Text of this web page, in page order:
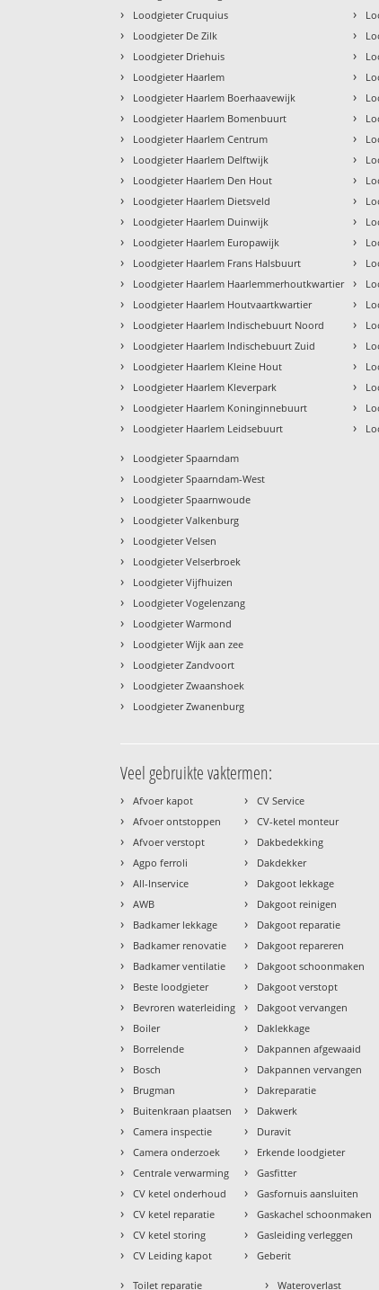
› Loodgieter Cruquius
› Loodgieter De Zilk
› Loodgieter Driehuis
› Loodgieter Haarlem
› Loodgieter Haarlem Boerhaavewijk
› Loodgieter Haarlem Bomenbuurt
› Loodgieter Haarlem Centrum
› Loodgieter Haarlem Delftwijk
› Loodgieter Haarlem Den Hout
› Loodgieter Haarlem Dietsveld
› Loodgieter Haarlem Duinwijk
› Loodgieter Haarlem Europawijk
› Loodgieter Haarlem Frans Halsbuurt
› Loodgieter Haarlem Haarlemmerhoutkwartier
› Loodgieter Haarlem Houtvaartkwartier
› Loodgieter Haarlem Indischebuurt Noord
› Loodgieter Haarlem Indischebuurt Zuid
› Loodgieter Haarlem Kleine Hout
› Loodgieter Haarlem Kleverpark
› Loodgieter Haarlem Koninginnebuurt
› Loodgieter Haarlem Leidsebuurt
›
›
›
›
›
›
›
›
›
›
›
›
›
›
›
›
›
›
›
›
›
› Loodgieter Spaarndam
› Loodgieter Spaarndam-West
› Loodgieter Spaarnwoude
› Loodgieter Valkenburg
› Loodgieter Velsen
› Loodgieter Velserbroek
› Loodgieter Vijfhuizen
› Loodgieter Vogelenzang
› Loodgieter Warmond
› Loodgieter Wijk aan zee
› Loodgieter Zandvoort
› Loodgieter Zwaanshoek
› Loodgieter Zwanenburg
Veel gebruikte vaktermen:
› Afvoer kapot
› Afvoer ontstoppen
› Afvoer verstopt
› Agpo ferroli
› All-Inservice
› AWB
› Badkamer lekkage
› Badkamer renovatie
› Badkamer ventilatie
› Beste loodgieter
› Bevroren waterleiding
› Boiler
› Borrelende
› Bosch
› Brugman
› Buitenkraan plaatsen
› Camera inspectie
› Camera onderzoek
› Centrale verwarming
› CV ketel onderhoud
› CV ketel reparatie
› CV ketel storing
› CV Leiding kapot
› CV Service
› CV-ketel monteur
› Dakbedekking
› Dakdekker
› Dakgoot lekkage
› Dakgoot reinigen
› Dakgoot reparatie
› Dakgoot repareren
› Dakgoot schoonmaken
› Dakgoot verstopt
› Dakgoot vervangen
› Daklekkage
› Dakpannen afgewaaid
› Dakpannen vervangen
› Dakreparatie
› Dakwerk
› Duravit
› Erkende loodgieter
› Gasfitter
› Gasfornuis aansluiten
› Gaskachel schoonmaken
› Gasleiding verleggen
› Geberit
› Toilet reparatie › Wateroverlast